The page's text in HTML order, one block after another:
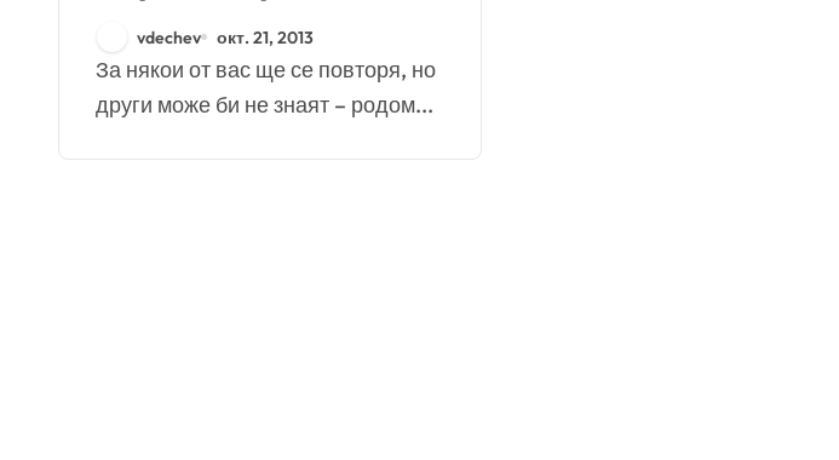
вече и на село
vdechev окт. 21, 2013
За някои от вас ще се повторя, но
други може би не знаят – родом...